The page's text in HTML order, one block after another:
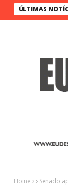
ÚLTIMAS
violento nos
Home Senado